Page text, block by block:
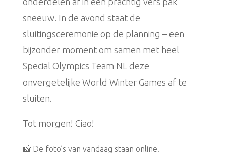
sneeuw. In de avond staat de
sluitingsceremonie op de planning – een
bijzonder moment om samen met heel
Special Olympics Team NL deze
onvergetelijke World Winter Games af te
sluiten.
Tot morgen! Ciao!
📸 De foto’s van vandaag staan online!